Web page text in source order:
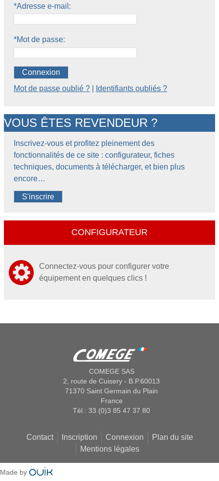
*Adresse e-mail:
*Mot de passe:
Connexion
Mot de passe oublié ?
Identifiants oubliés ?
VOUS ÊTES REVENDEUR ?
Inscrivez-vous et profitez pleinement des
fonctionnalités de ce site : configurateur, fiches
techniques, documents à télécharger, et bien plus
encore…
S'inscrire
CONFIGURATEUR
Connectez-vous pour configurer votre
équipement en quelques clics !
COMEGE SAS
2, route de Cuisery - B.P.60013
71370 Saint Germain du Plain
France
Tél : 33 (0)3 85 47 37 80
Contact Inscription Connexion
Plan du site
Mentions légales
Made by